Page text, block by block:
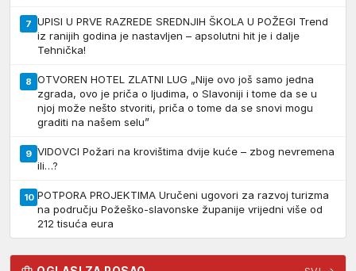
7 UPISI U PRVE RAZREDE SREDNJIH ŠKOLA U POŽEGI Trend
iz ranijih godina je nastavljen – apsolutni hit je i dalje
Tehnička!
8 OTVOREN HOTEL ZLATNI LUG „Nije ovo još samo jedna
zgrada, ovo je priča o ljudima, o Slavoniji i tome da se u
njoj može nešto stvoriti, priča o tome da se snovi mogu
graditi na našem selu”
9 VIDOVCI Požari na krovištima dvije kuće – zbog nevremena
ili…?
10 POTPORA PROJEKTIMA Uručeni ugovori za razvoj turizma
na području Požeško-slavonske županije vrijedni više od
212 tisuća eura